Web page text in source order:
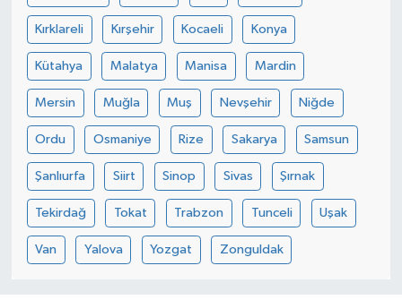
Kırklareli Kırşehir Kocaeli Konya
Kütahya Malatya Manisa Mardin
Mersin Muğla Muş Nevşehir Niğde
Ordu Osmaniye Rize Sakarya Samsun
Şanlıurfa Siirt Sinop Sivas Şırnak
Tekirdağ Tokat Trabzon Tunceli Uşak
Van Yalova Yozgat Zonguldak